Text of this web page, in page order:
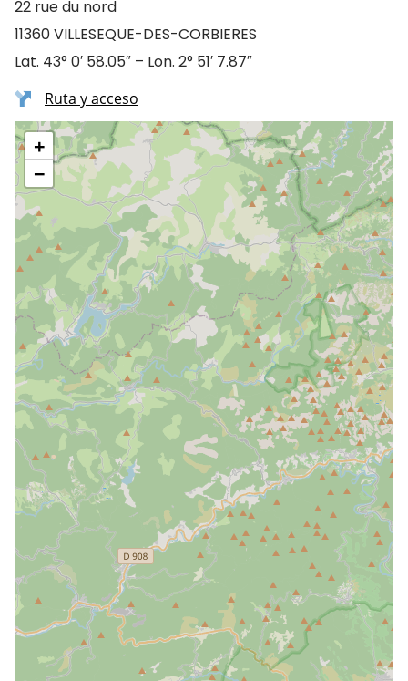
22 rue du nord
11360 VILLESEQUE-DES-CORBIERES
Lat. 43° 0′ 58.05″ – Lon. 2° 51′ 7.87″
Ruta y acceso
+
−